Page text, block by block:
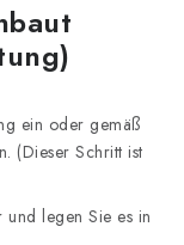
ein oder gemäß
(Dieser Schritt ist
und legen Sie es in